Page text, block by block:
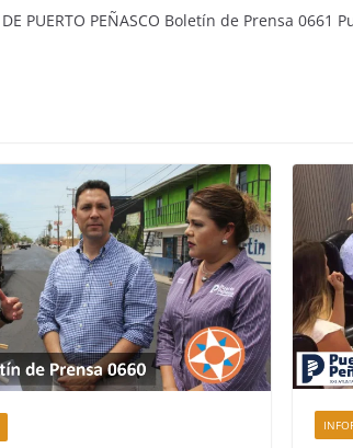
PUERTO PEÑASCO Boletín de Prensa